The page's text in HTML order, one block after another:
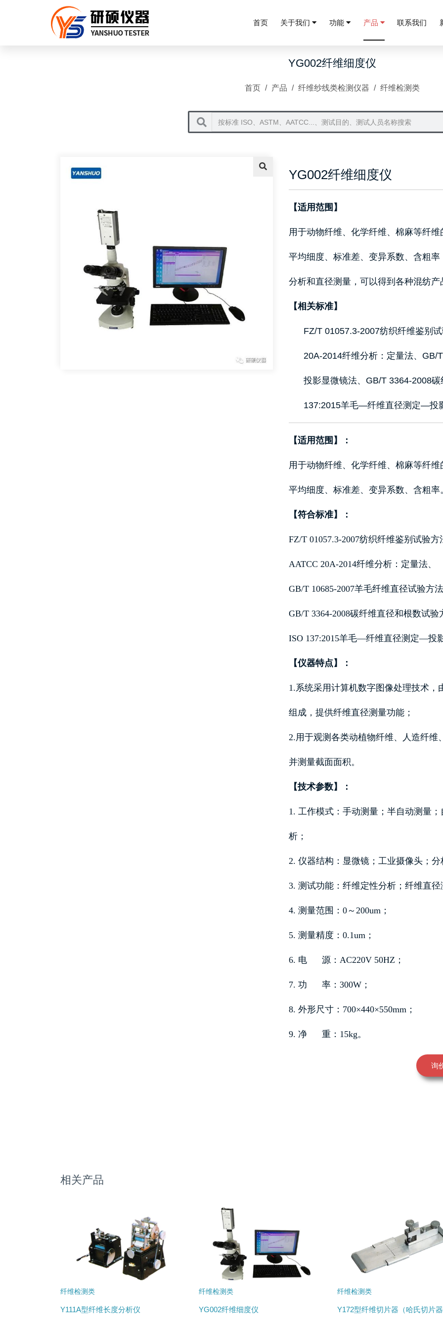
首页 关于我们 功能 产品 联系我们
YG002纤维细度仪
首页 / 产品 / 纤维纱线类检测仪器 / 纤维检测类
YG002纤维细度仪
【适用范围】
用于动物纤维、化学纤维、棉麻等纤
平均细度、标准差、变异系数、含粗
分析和直径测量，可以得到各种混纺
【相关标准】
FZ/T 01057.3-2007纺织纤维鉴别
20A-2014纤维分析：定量法、GB/
投影显微镜法、GB/T 3364-2008
137:2015羊毛—纤维直径测定—投
【适用范围】：
用于动物纤维、化学纤维、棉麻等纤
平均细度、标准差、变异系数、含粗率
【符合标准】：
FZ/T 01057.3-2007纺织纤维鉴别试验
AATCC 20A-2014纤维分析：定量法、
GB/T 10685-2007羊毛纤维直径试验方
GB/T 3364-2008碳纤维直径和根数试验
ISO 137:2015羊毛—纤维直径测定—投
【仪器特点】：
1.系统采用计算机数字图像处理技术
组成，提供纤维直径测量功能；
2.用于观测各类动植物纤维、人造纤
并测量截面面积。
【技术参数】：
1. 工作模式：手动测量；半自动测量
析；
2. 仪器结构：显微镜；工业摄像头；
3. 测试功能：纤维定性分析；纤维直
4. 测量范围：0～200um；
5. 测量精度：0.1um；
6. 电 源：AC220V 50HZ；
7. 功 率：300W；
8. 外形尺寸：700×440×550mm；
9. 净 重：15kg。
询
相关产品
纤维检测类
Y111A型纤维长度分析仪
纤维检测类
YG002纤维细度仪
纤维检测类
Y172型纤维切片器（哈氏切片